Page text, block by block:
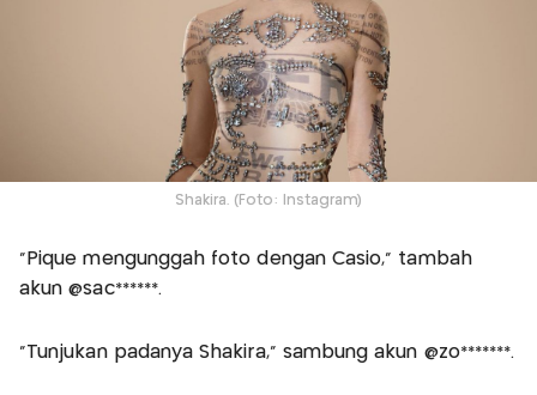
Shakira. (Foto: Instagram)
“Pique mengunggah foto dengan Casio,” tambah
akun @sac******.
“Tunjukan padanya Shakira,” sambung akun @zo*******.